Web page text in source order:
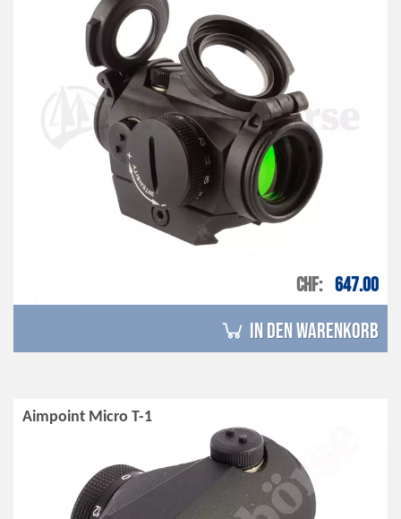
CHF 647.00
in den Warenkorb
Aimpoint Micro T-1